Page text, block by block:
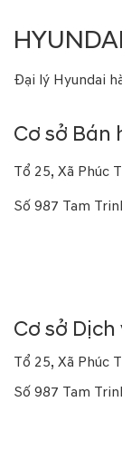
Đại lý Hyundai
Cơ sở Bán
Tổ 25, Xã Phúc
Số 987 Tam
Cơ sở Dịch
Tổ 25, Xã Phúc
Số 987 Tam